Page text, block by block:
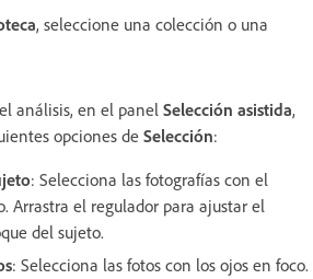
, seleccione una colección o una
análisis, en el panel Selección asistida,
opciones de Selección:
: Selecciona las fotografías con el
Arrastra el regulador para ajustar el
del sujeto.
: Selecciona las fotos con los ojos en foco.